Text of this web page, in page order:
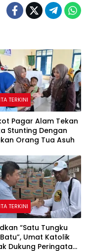
TERKINI
Pagar Alam Tekan
Stunting Dengan
Orang Tua Asuh
TERKINI
“Satu Tungku
Umat Katolik
Dukung Peringatan